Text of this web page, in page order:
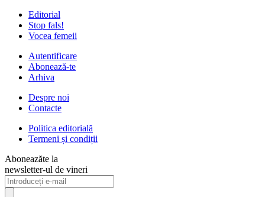
Editorial
Stop fals!
Vocea femeii
Autentificare
Abonează-te
Arhiva
Despre noi
Contacte
Politica editorială
Termeni și condiții
Aboneazăte la
newsletter-ul de vineri